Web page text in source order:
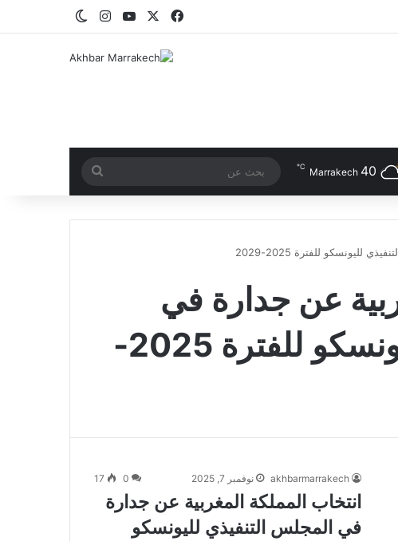
فيسبوك ‫YouTubeانستقرام
Marrakech 40
℃
عن
للفترة 2025-2029
عن جدارة في
المجلس التنفيذي لليونسكو للفترة 2025-
akhbarmarrakech نوفمبر 7, 2025 0
17
انتخاب المملكة المغربية عن جدارة
في المجلس التنفيذي لليونسكو